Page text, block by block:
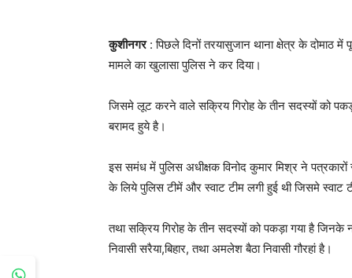
कुशीनगर: पिछले दिनों तरयासुजान थाना क्षेत्र के
मामले का खुलासा पुलिस ने कर दिया।
जिसमे लूट करने वाले सक्रिय गिरोह के तीन सदस्यों को
बरामद हुये है।
इस समंध में पुलिस अधीक्षक विनोद कुमार मिश्र ने
के लिये पुलिस टीमें और स्वाट टीम लगी हुई थी जिसमे स्वाट
तथा सक्रिय गिरोह के तीन सदस्यों को पकड़ा गया है जिनके
निवासी सरैया,बिहार, तथा अमलेश बैठा निवासी गौरहां है।